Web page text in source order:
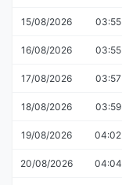
15/08/2026 03:55
16/08/2026 03:55
17/08/2026 03:57
18/08/2026 03:59
19/08/2026 04:02
20/08/2026 04:04